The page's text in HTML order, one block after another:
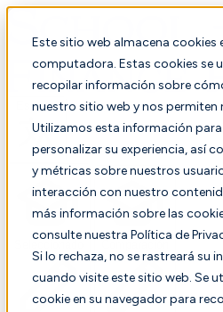
Este sitio web almacena cookies
computadora. Estas cookies se
recopilar información sobre
nuestro sitio web y nos permiten
Utilizamos esta información
personalizar su experiencia, así
y métricas sobre nuestros
interacción con nuestro
más información sobre las
consulte nuestra Política de
Si lo rechaza, no se rastreará su
cuando visite este sitio web. Se
cookie en su navegador para
Español